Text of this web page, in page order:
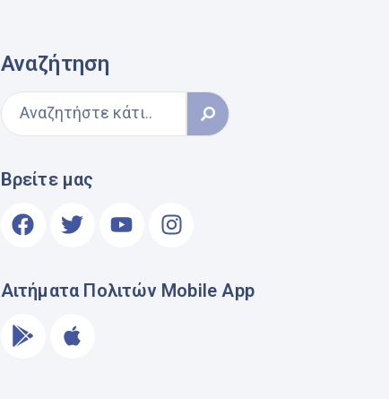
Αναζήτηση
Βρείτε μας
Αιτήματα Πολιτών Mobile App